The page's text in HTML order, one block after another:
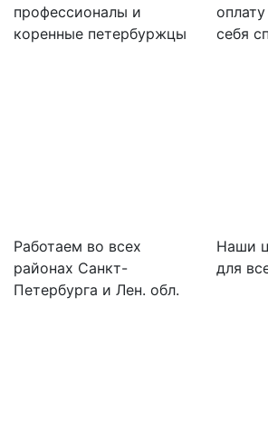
профессионалы и
коренные петербуржцы
себя
Работаем во всех
районах Санкт-
Петербурга и Лен. обл.
Наши
для